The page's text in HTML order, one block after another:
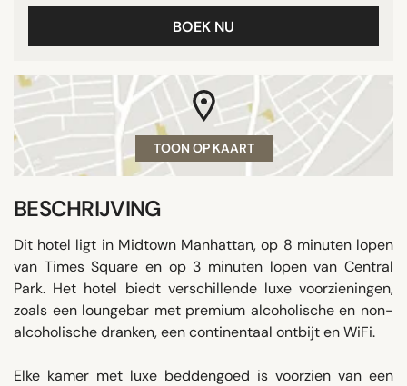
BOEK NU
TOON OP KAART
BESCHRIJVING
Dit hotel ligt in Midtown Manhattan, op 8 minuten lopen
van Times Square en op 3 minuten lopen van Central
Park. Het hotel biedt verschillende luxe voorzieningen,
zoals een loungebar met premium alcoholische en non-
alcoholische dranken, een continentaal ontbijt en WiFi.
Elke kamer met luxe beddengoed is voorzien van een